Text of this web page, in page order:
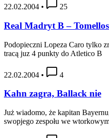
22.02.2004 • 25
Real Madryt B –
Podopieczni Lopeza Caro tylko
tracą juz 4 punkty do Atletico B
22.02.2004 • 4
Kahn zagra, Ballack nie
Już wiadomo, że kapitan
swopjego zespołu we